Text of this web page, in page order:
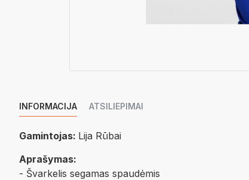
INFORMACIJA ATSILIEPIMAI
Gamintojas: Lija Rūbai
Aprašymas:
- Švarkelis segamas spaudėmis